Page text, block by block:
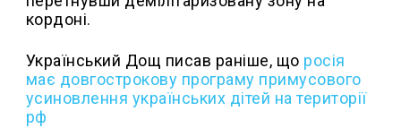
кордоні.
Український Дощ писав раніше, що росія
має довгострокову програму примусового
усиновлення українських дітей на території
рф